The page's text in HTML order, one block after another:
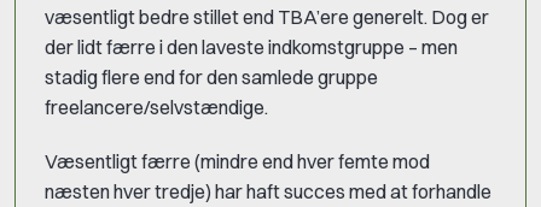
væsentligt bedre stillet end TBA’ere generelt. Dog er
der lidt færre i den laveste indkomstgruppe – men
stadig flere end for den samlede gruppe
freelancere/selvstændige.
Væsentligt færre (mindre end hver femte mod
næsten hver tredje) har haft succes med at forhandle